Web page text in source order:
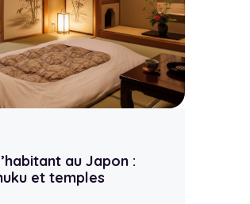
au Japon :
et temples